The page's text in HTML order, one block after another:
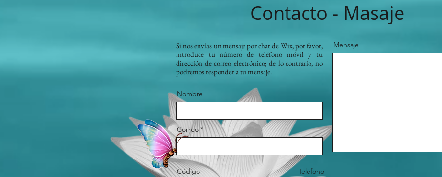
Contacto - Masaje
Si nos envías un mensaje por chat de Wix, por favor,
introduce tu número de teléfono móvil y tu
dirección de correo electrónico; de lo contrario, no
podremos responder a tu mensaje.
Nombre
Correo
Mensaje
Código Teléfono